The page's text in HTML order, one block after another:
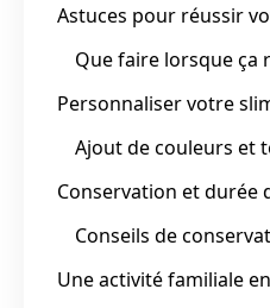
Astuces pour réussir
Que faire lorsque ça
Personnaliser votre
Ajout de couleurs et
Conservation et durée
Conseils de
Une activité familiale